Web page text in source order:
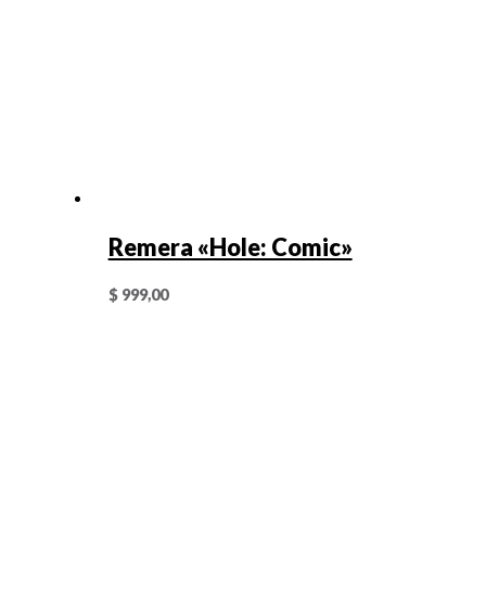
Remera «Hole: Comic»
$999,00